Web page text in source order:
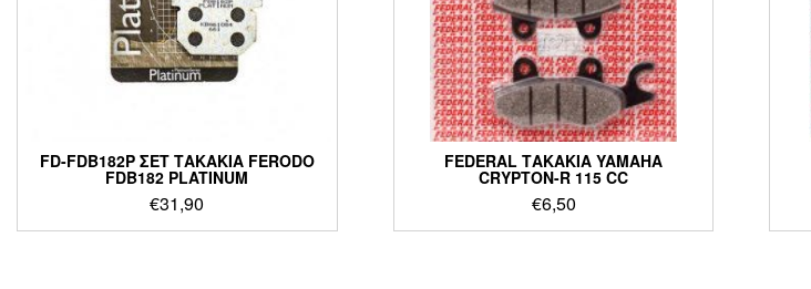
FD-FDB182P ΣΕΤ ΤΑΚΑΚΙΑ FERODO
FDB182 PLATINUM
€31,90
FEDERAL ΤΑΚΑΚΙΑ YAMAHA
CRYPTON-R 115 CC
€6,50